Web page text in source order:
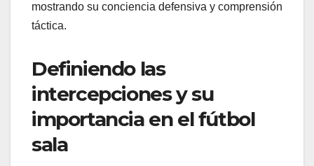
mostrando su conciencia defensiva y comprensión
táctica.
Definiendo las
intercepciones y su
importancia en el fútbol
sala